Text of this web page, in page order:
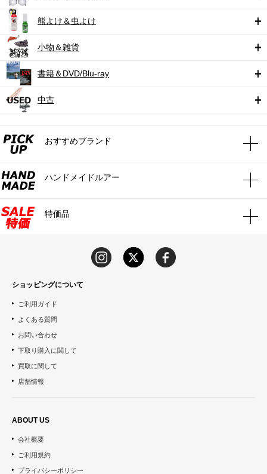
熊よけ＆虫よけ
小物＆雑貨
書籍＆DVD/Blu-ray
中古
おすすめブランド
ハンドメイドルアー
特価品
ショッピングについて
ご利用ガイド
よくある質問
お問い合わせ
下取り購入に関して
買取に関して
店舗情報
ABOUT US
会社概要
ご利用規約
プライバシーポリシー